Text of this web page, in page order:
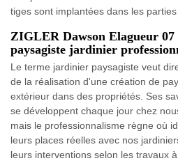
tiges sont implantées dans les
ZIGLER Dawson Elagueur 07
paysagiste jardinier
Le terme jardinier paysagiste veut
de la réalisation d'une création de
extérieur dans des propriétés. Ses
se développent chaque jour chez
mais le professionnalisme règne où
leurs places réelles avec nos
leurs interventions selon les travaux